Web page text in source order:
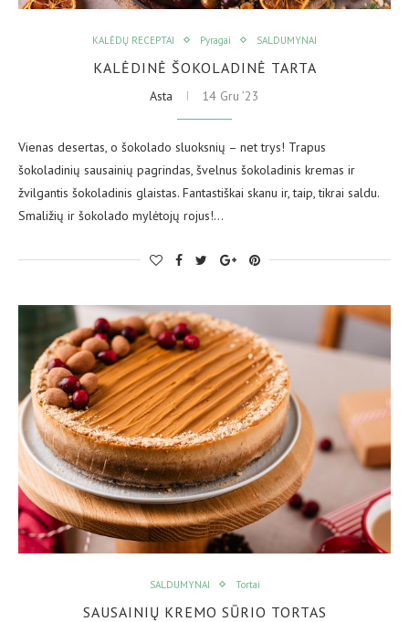
KALĖDŲ RECEPTAI Pyragai SALDUMYNAI
KALĖDINĖ ŠOKOLADINĖ TARTA
Asta 14 Gru ’23
Vienas desertas, o šokolado sluoksnių – net trys! Trapus
šokoladinių sausainių pagrindas, švelnus šokoladinis kremas ir
žvilgantis šokoladinis glaistas. Fantastiškai skanu ir, taip, tikrai saldu.
Smaližių ir šokolado mylėtojų rojus!…
SALDUMYNAI Tortai
SAUSAINIŲ KREMO SŪRIO TORTAS